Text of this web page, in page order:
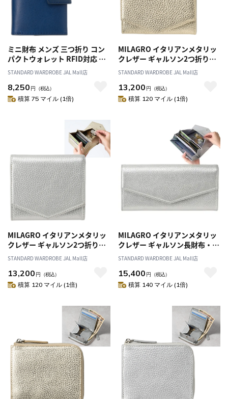
ミニ財布 メンズ 三つ折り コン
パクトウォレット RFID対応 ス
ライドカードウォレット・ネイ
ビー／紳士 財布 折り財布 ミニ
スリム スキミング防止 革 本革
イタリアン レザー 春財布 父の
STANDARD WARDROBE JAL Mall店
8,250 円 （税込）
積算 75 マイル (1倍)
MILAGRO イタリアンメタリッ
クレザー ギャルソン2つ折り財
布・ゴールド
STANDARD WARDROBE JAL Mall店
13,200 円 （税込）
積算 120 マイル (1倍)
MILAGRO イタリアンメタリッ
クレザー ギャルソン2つ折り財
布・シルバー
STANDARD WARDROBE JAL Mall店
13,200 円 （税込）
積算 120 マイル (1倍)
MILAGRO イタリアンメタリッ
クレザー ギャルソン長財布・シ
ルバー
STANDARD WARDROBE JAL Mall店
15,400 円 （税込）
積算 140 マイル (1倍)